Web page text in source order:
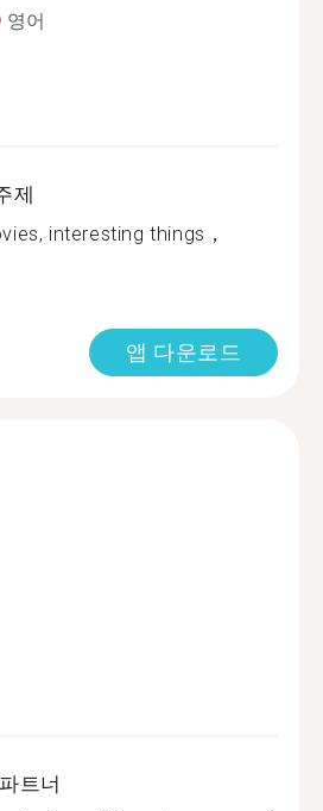
영어
제
interesting things，
앱 다운로드
트너